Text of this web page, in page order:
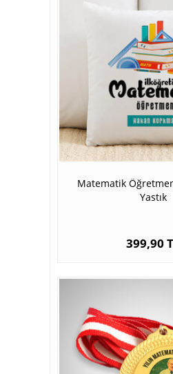
Matematik
Yastık
399,90